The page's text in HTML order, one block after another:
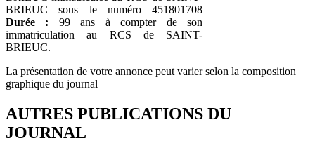
BRIEUC sous le numéro 451801708
Durée : 99 ans à compter de son
immatriculation au RCS de SAINT-
BRIEUC.
La présentation de votre annonce peut varier selon la composition
graphique du journal
AUTRES PUBLICATIONS DU
JOURNAL